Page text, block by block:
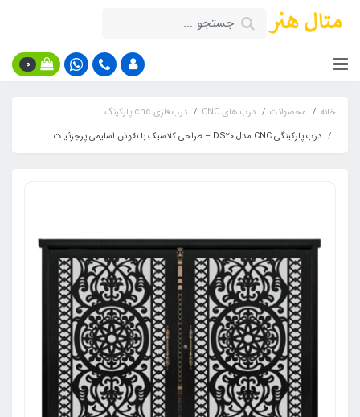
0
خانه محصولات درب های CNC
درب فلزی cnc پارکینگ
درب پارکینگی CNC مدل DS20 – طراحی کلاسیک با نقوش اسلیمی پرجزئیات